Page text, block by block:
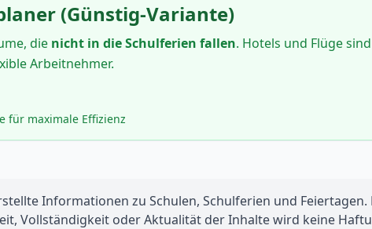
(Günstig-Variante)
die nicht in die Schulferien fallen. Hotels und Flüge
Arbeitnehmer.
für maximale Effizienz
Informationen zu Schulen, Schulferien und
Vollständigkeit oder Aktualität der Inhalte wird keine